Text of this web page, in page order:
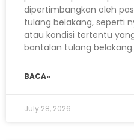
dipertimbangkan oleh
tulang belakang, seperti
atau kondisi tertentu
bantalan tulang
BACA»
July 28, 2026